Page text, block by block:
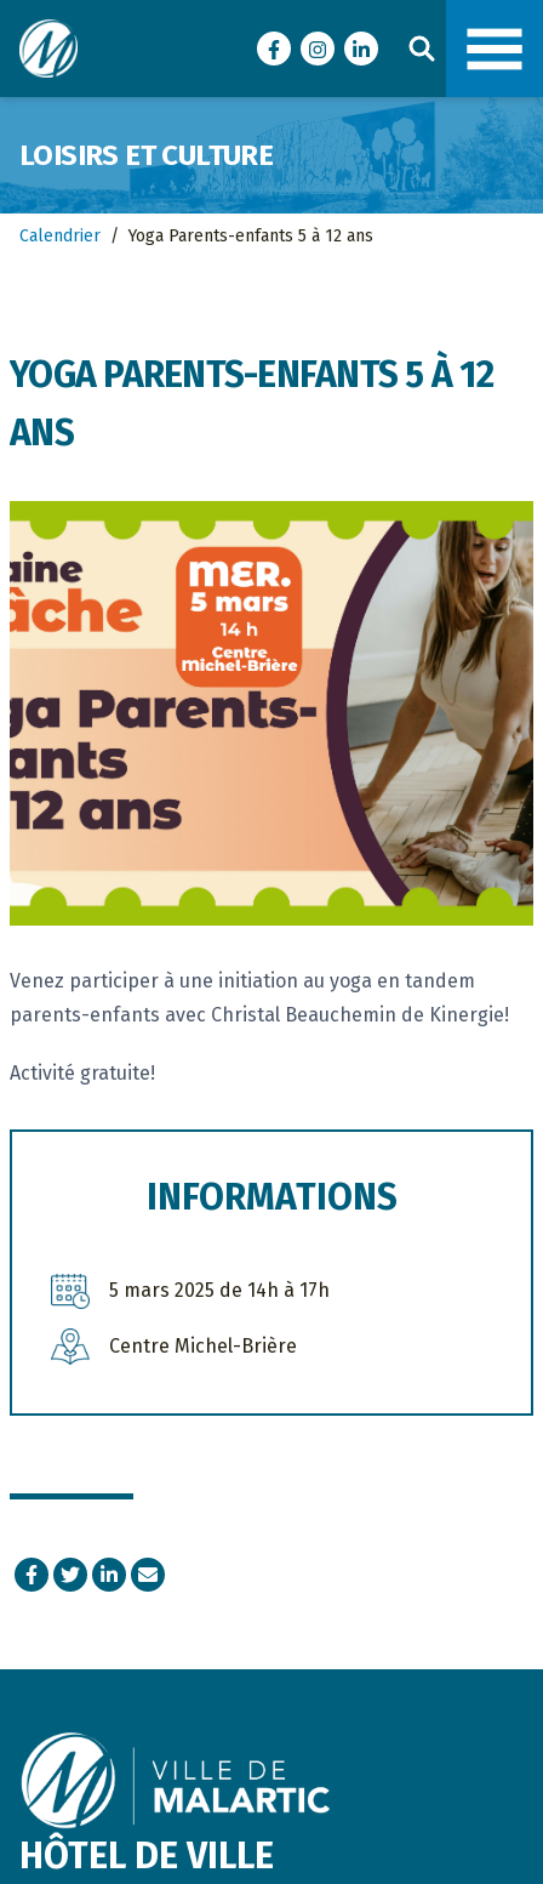
Ville de Malartic
FacebookInstagramLinkedIn
LOISIRS ET CULTURE
Calendrier / Yoga Parents-enfants 5 à 12 ans
YOGA PARENTS-ENFANTS 5 À 12
ANS
Description
Venez participer à une initiation au yoga en tandem
parents-enfants avec Christal Beauchemin de Kinergie!
Activité gratuite!
INFORMATIONS
5 mars 2025 de 14h à 17h
Centre Michel-Brière
Facebook
TwitterLinkedIn
Courriel
HÔTEL DE VILLE